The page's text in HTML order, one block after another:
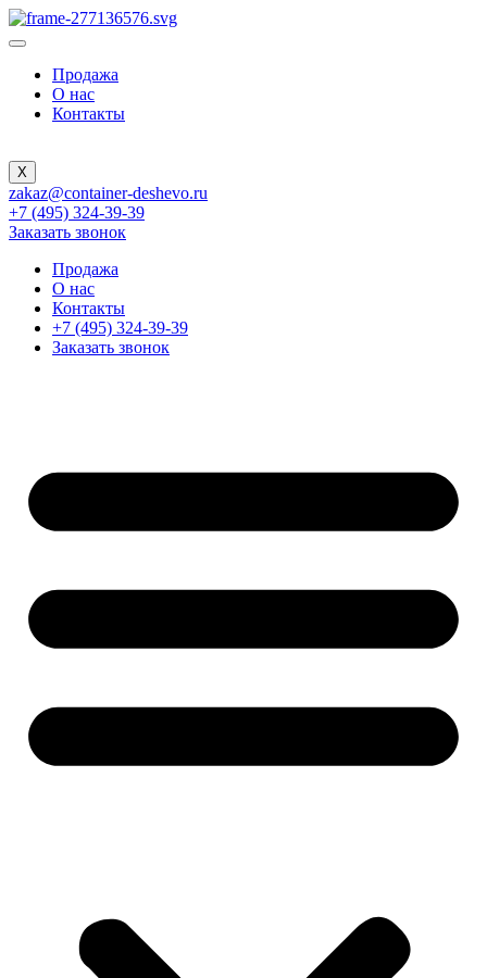
Продажа
О нас
Контакты
X
zakaz@container-deshevo.ru
+7 (495) 324-39-39
Заказать звонок
Продажа
О нас
Контакты
+7 (495) 324-39-39
Заказать звонок